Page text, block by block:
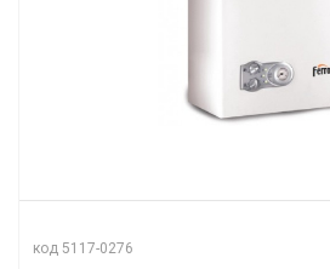
код 5117-0276